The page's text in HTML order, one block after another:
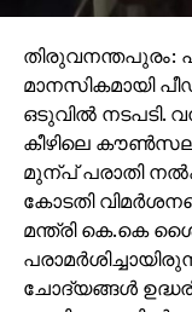
തിരുവനന്തപുരം:
മാനസികമായി
ഒടുവിൽ നടപടി.
കീഴിലെ
മുന്പ് പരാതി
കോടതി
മന്ത്രി കെ.കെ
ചോദ്യങ്ങൾ